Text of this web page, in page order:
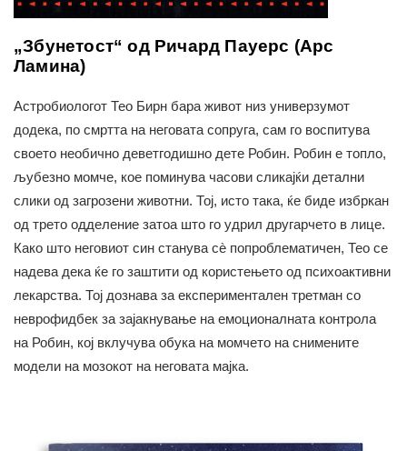
„Збунетост“ од Ричард Пауерс (Арс
Ламина)
Астробиологот Тео Бирн бара живот низ универзумот
додека, по смртта на неговата сопруга, сам го воспитува
своето необично деветгодишно дете Робин. Робин е топло,
љубезно момче, кое поминува часови сликајќи детални
слики од загрозени животни. Тој, исто така, ќе биде избркан
од трето одделение затоа што го удрил другарчето в лице.
Како што неговиот син станува сè попроблематичен, Тео се
надева дека ќе го заштити од користењето од психоактивни
лекарства. Тој дознава за експериментален третман со
неврофидбек за зајакнување на емоционалната контрола
на Робин, кој вклучува обука на момчето на снимените
модели на мозокот на неговата мајка.